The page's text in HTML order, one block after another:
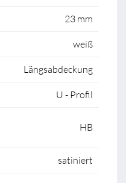
23 mm
weiß
Längsabdeckung
U - Profil
HB
satiniert